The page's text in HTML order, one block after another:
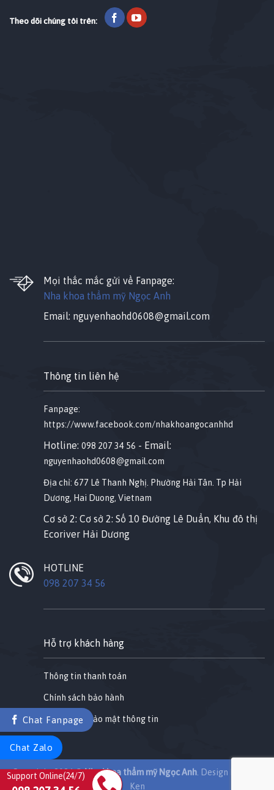
Theo dõi chúng tôi trên:
Mọi thắc mắc gửi về Fanpage:
Nha khoa thẩm mỹ Ngọc Anh
Email: nguyenhaohd0608@gmail.com
Thông tin liên hệ
Fanpage:
https://www.facebook.com/nhakhoangocanhhd
Hotline: 098 207 34 56 - Email:
nguyenhaohd0608@gmail.com
Địa chỉ: 677 Lê Thanh Nghị. Phường Hải Tân. Tp Hải
Dương, Hai Duong, Vietnam
Cơ sở 2: Cơ sở 2: Số 10 Đường Lê Duẩn, Khu đô thị
Ecoriver Hải Dương
HOTLINE
098 207 34 56
Hỗ trợ khách hàng
Thông tin thanh toán
Chính sách bảo hành
Chính sách bảo mật thông tin
Copyright 2026 ©Nha khoa thẩm mỹ Ngọc Anh. Design by
Ken
Support Online(24/7)
Chat Fanpage
Chat Zalo